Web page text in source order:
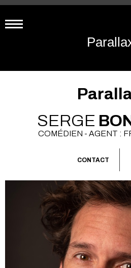
SERGE
COMÉDIEN - AGENT :
CONTACT